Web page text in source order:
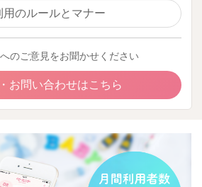
用のルールとマナー
のご意見をお聞かせください
お問い合わせはこちら